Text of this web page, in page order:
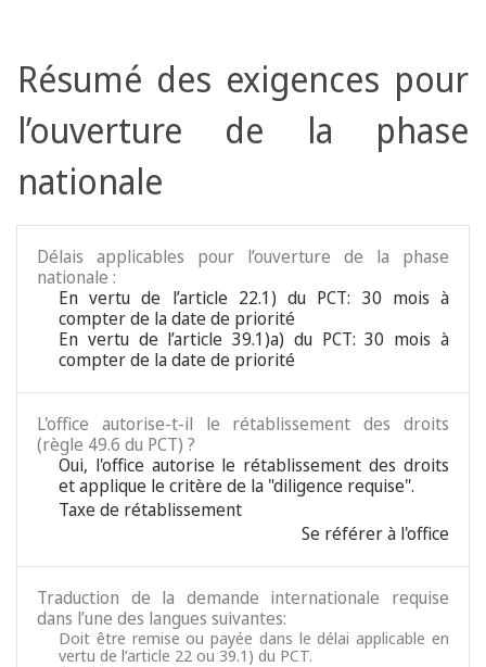
Résumé des exigences pour
l’ouverture de la phase
nationale
Délais applicables pour l’ouverture de la phase
nationale :
En vertu de l’article 22.1) du PCT: 30 mois à
compter de la date de priorité
En vertu de l’article 39.1)a) du PCT: 30 mois à
compter de la date de priorité
L'office autorise-t-il le rétablissement des droits
(règle 49.6 du PCT) ?
Oui, l'office autorise le rétablissement des droits
et applique le critère de la "diligence requise".
Taxe de rétablissement
Se référer à l'office
Traduction de la demande internationale requise
dans l’une des langues suivantes:
Doit être remise ou payée dans le délai applicable en
vertu de l’article 22 ou 39.1) du PCT.